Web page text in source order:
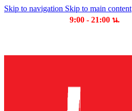
Skip to navigation Skip to main content
9:00 - 21:00 น.